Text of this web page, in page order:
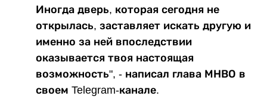
Иногда дверь, которая сегодня не
открылась, заставляет искать другую и
именно за ней впоследствии
оказывается твоя настоящая
возможность", - написал глава МНВО в
своем Telegram-канале.